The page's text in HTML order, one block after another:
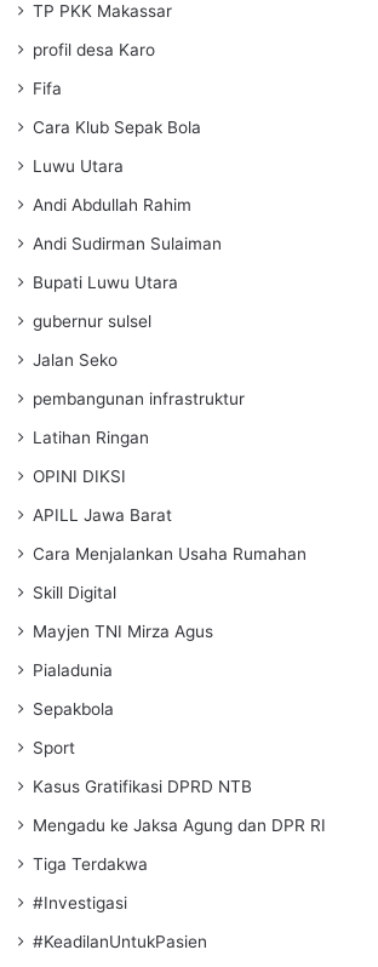
TP PKK Makassar
profil desa Karo
Fifa
Cara Klub Sepak Bola
Luwu Utara
Andi Abdullah Rahim
Andi Sudirman Sulaiman
Bupati Luwu Utara
gubernur sulsel
Jalan Seko
pembangunan infrastruktur
Latihan Ringan
OPINI DIKSI
APILL Jawa Barat
Cara Menjalankan Usaha Rumahan
Skill Digital
Mayjen TNI Mirza Agus
Pialadunia
Sepakbola
Sport
Kasus Gratifikasi DPRD NTB
Mengadu ke Jaksa Agung dan DPR RI
Tiga Terdakwa
#Investigasi
#KeadilanUntukPasien